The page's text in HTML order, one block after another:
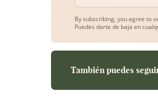
By subscribing, you agree to
Puedes darte de baja en
También puedes